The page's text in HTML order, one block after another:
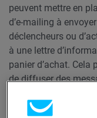
peuvent mettre en
d’e-mailing à
déclencheurs ou
à une lettre
panier d’achat.
de diffuser des
permet de gagner